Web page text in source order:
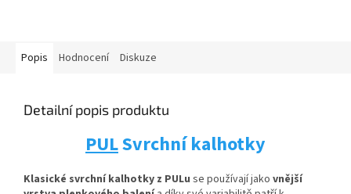
Popis Hodnocení Diskuze
Detailní popis produktu
PULSvrchní kalhotky
Klasické svrchní kalhotky z PULu se používají jako vnější